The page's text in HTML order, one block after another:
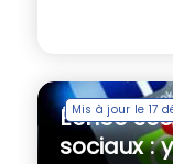
Mis à jour le 17
Échec
sociaux :